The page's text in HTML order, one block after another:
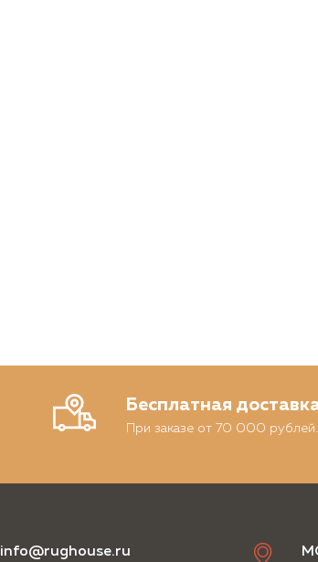
Бесплатная
При заказе от 70 000 рублей.
info@rughouse.ru